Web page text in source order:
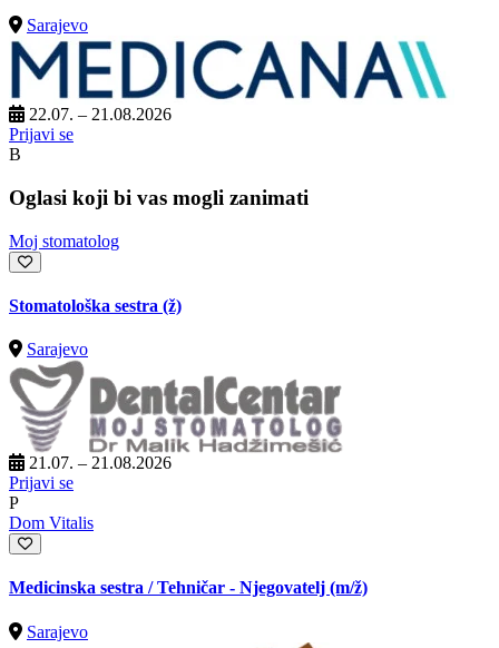
Sarajevo
22.07. – 21.08.2026
Prijavi se
B
Oglasi koji bi vas mogli zanimati
Moj stomatolog
Stomatološka sestra (ž)
Sarajevo
21.07. – 21.08.2026
Prijavi se
P
Dom Vitalis
Medicinska sestra / Tehničar - Njegovatelj (m/ž)
Sarajevo